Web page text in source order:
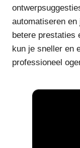
automatiseren
betere prestaties
kun je sneller en
professioneel